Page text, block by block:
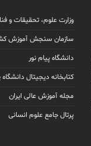
وزارت علوم، تحقیقات و
سازمان سنجش آموزش
دانشگاه پیام نور
کتابخانه دیجیتال دانشگاه
مجله آموزش عالی ایران
پرتال جامع علوم انسانی